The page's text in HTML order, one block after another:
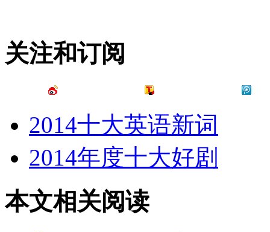
关注和订阅
2014十大英语新词
2014年度十大好剧
本文相关阅读